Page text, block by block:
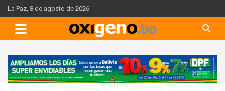
Skip
to
content
La Paz, 8 de agosto de 2026
A
d